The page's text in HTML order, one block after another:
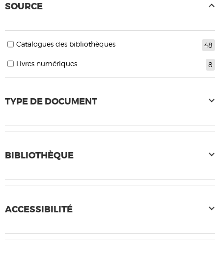
SOURCE
48
Catalogues des bibliothèques
8
Livres numériques
TYPE DE DOCUMENT
BIBLIOTHÈQUE
ACCESSIBILITÉ